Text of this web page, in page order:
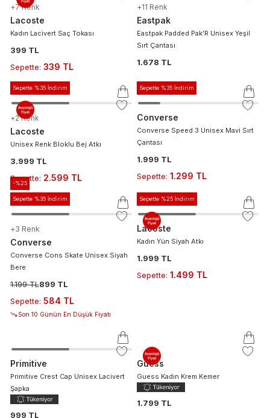
+7 Renk
Lacoste
Kadın Lacivert Saç Tokası
399 TL
Sepette: 339 TL
+11 Renk
Eastpak
Eastpak Padded Pak'R Unisex Yeşil
Sırt Çantası
1.678 TL
Sepette %35 İndirim
+2 Renk
Lacoste
Unisex Renk Bloklu Bej Atkı
3.999 TL
Sepette: 2.599 TL
Sepette %35 İndirim
Converse
Converse Speed 3 Unisex Mavi Sırt
Çantası
1.999 TL
Sepette: 1.299 TL
-%25
Sepette %35 İndirim
+3 Renk
Converse
Converse Cons Skate Unisex Siyah
Bere
1.199 TL899 TL
Sepette: 584 TL
Son 10 Günün En Düşük Fiyatı
Sepette %25 İndirim
Lacoste
Kadın Yün Siyah Atkı
1.999 TL
Sepette: 1.499 TL
Primitive
Primitive Crest Cap Unisex Lacivert
Şapka
999 TL
Guess
Guess Kadın Krem Kemer
1.799 TL